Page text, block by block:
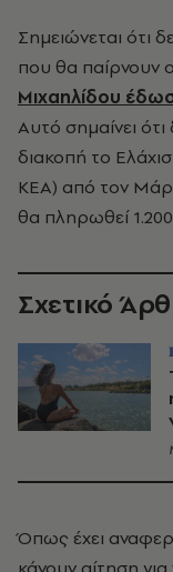
Σημειώνεται ότι
που θα παίρνουν
Μιχαηλίδου
Αυτό σημαίνει
διακοπή το
ΚΕΑ) από τον
θα πληρωθεί
Σχετικό
Όπως έχει